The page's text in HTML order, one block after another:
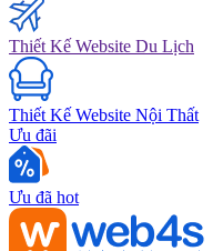
Thiết Kế Website Du Lịch
Thiết Kế Website Nội Thất
Ưu đãi
Ưu đã hot